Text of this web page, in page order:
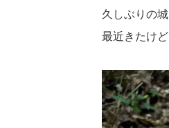
久しぶりの
最近きたけ